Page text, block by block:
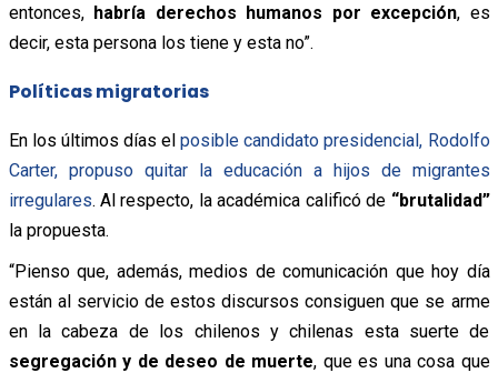
entonces, habría derechos humanos por excepción, es
decir, esta persona los tiene y esta no”.
Políticas migratorias
En los últimos días elposible candidato presidencial, Rodolfo
Carter, propuso quitar la educación a hijos de migrantes
irregulares. Al respecto, la académica calificó de “brutalidad”
la propuesta.
“Pienso que, además, medios de comunicación que hoy día
están al servicio de estos discursos consiguen que se arme
en la cabeza de los chilenos y chilenas esta suerte de
segregación y de deseo de muerte, que es una cosa que